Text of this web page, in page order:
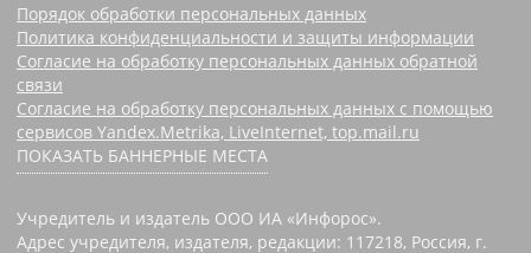
Порядок обработки персональных данных
Политика конфиденциальности и защиты информации
Согласие на обработку персональных данных обратной
связи
Согласие на обработку персональных данных с помощью
сервисов Yandex.Metrika, LiveInternet, top.mail.ru
ПОКАЗАТЬ БАННЕРНЫЕ МЕСТА
Учредитель и издатель ООО ИА «Инфорос».
Адрес учредителя, издателя, редакции: 117218, Россия, г.